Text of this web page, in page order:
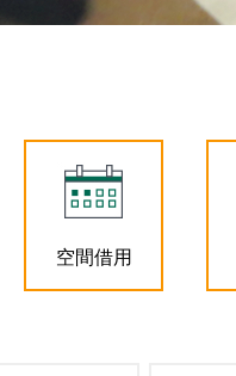
空間借用